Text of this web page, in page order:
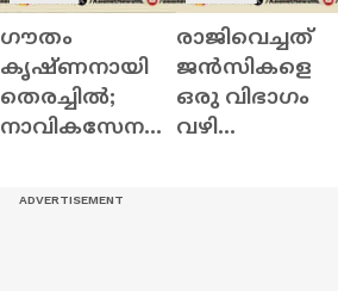
ഗൗതം
കൃഷ്ണനായി
തെരച്ചിൽ;
നാവികസേനയു
രാജിവെച്ചത്
ജൻസികളെ
ഒരു വിഭാഗം
വഴി